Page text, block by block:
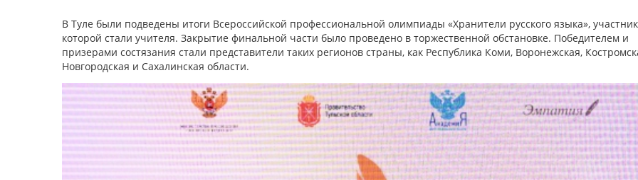
В Туле были подведены итоги Всероссийской профессиональной олимпиады «Хранители русского языка»,
которой стали учителя. Закрытие финальной части было проведено в торжественной обстановке. Победителем и
призерами состязания стали представители таких регионов страны, как Республика Коми, Воронежская,
Новгородская и Сахалинская области.